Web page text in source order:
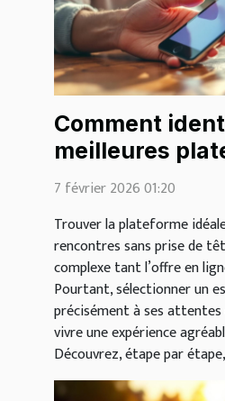
Comment
meilleures
pour des
7 février 2026 01:20
Trouver la plateforme
rencontres sans prise de
complexe tant l’offre en
Pourtant, sélectionner un
précisément à ses
vivre une expérience
Découvrez, étape par